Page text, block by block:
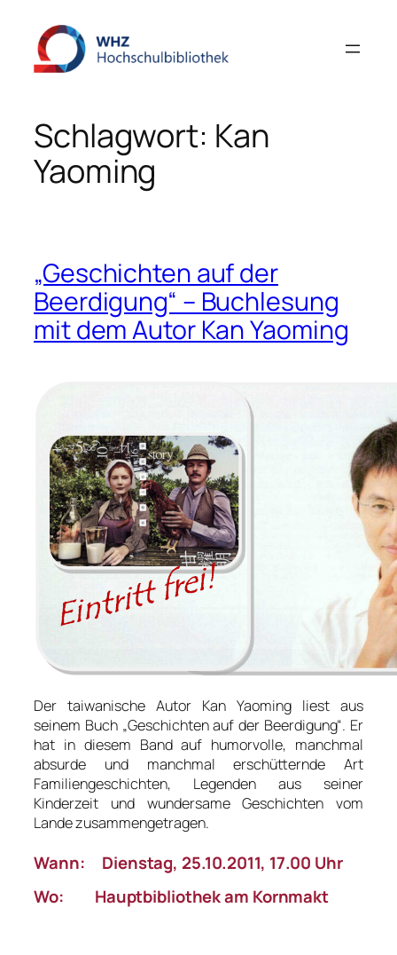
Inhalt
springen
Schlagwort: Kan
Yaoming
„Geschichten auf der
Beerdigung“ – Buchlesung
mit dem Autor Kan Yaoming
Der taiwanische Autor Kan Yaoming liest aus
seinem Buch „Geschichten auf der Beerdigung“. Er
hat in diesem Band auf humorvolle, manchmal
absurde und manchmal erschütternde Art
Familiengeschichten, Legenden aus seiner
Kinderzeit und wundersame Geschichten vom
Lande zusammengetragen.
Wann: Dienstag, 25.10.2011, 17.00 Uhr
Wo: Hauptbibliothek am Kornmakt